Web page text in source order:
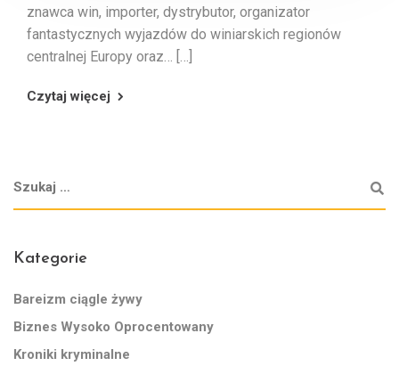
znawca win, importer, dystrybutor, organizator
fantastycznych wyjazdów do winiarskich regionów
centralnej Europy oraz… […]
Czytaj więcej
Kategorie
Bareizm ciągle żywy
Biznes Wysoko Oprocentowany
Kroniki kryminalne